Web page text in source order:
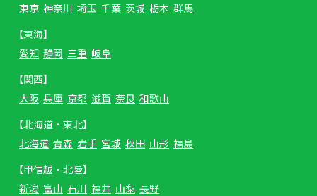
東京 神奈川 埼玉 千葉 茨城 栃木 群馬
【東海】
愛知 静岡 三重 岐阜
【関西】
大阪 兵庫 京都 滋賀 奈良 和歌山
【北海道・東北】
北海道 青森 岩手 宮城 秋田 山形 福島
【甲信越・北陸】
新潟 富山 石川 福井 山梨 長野